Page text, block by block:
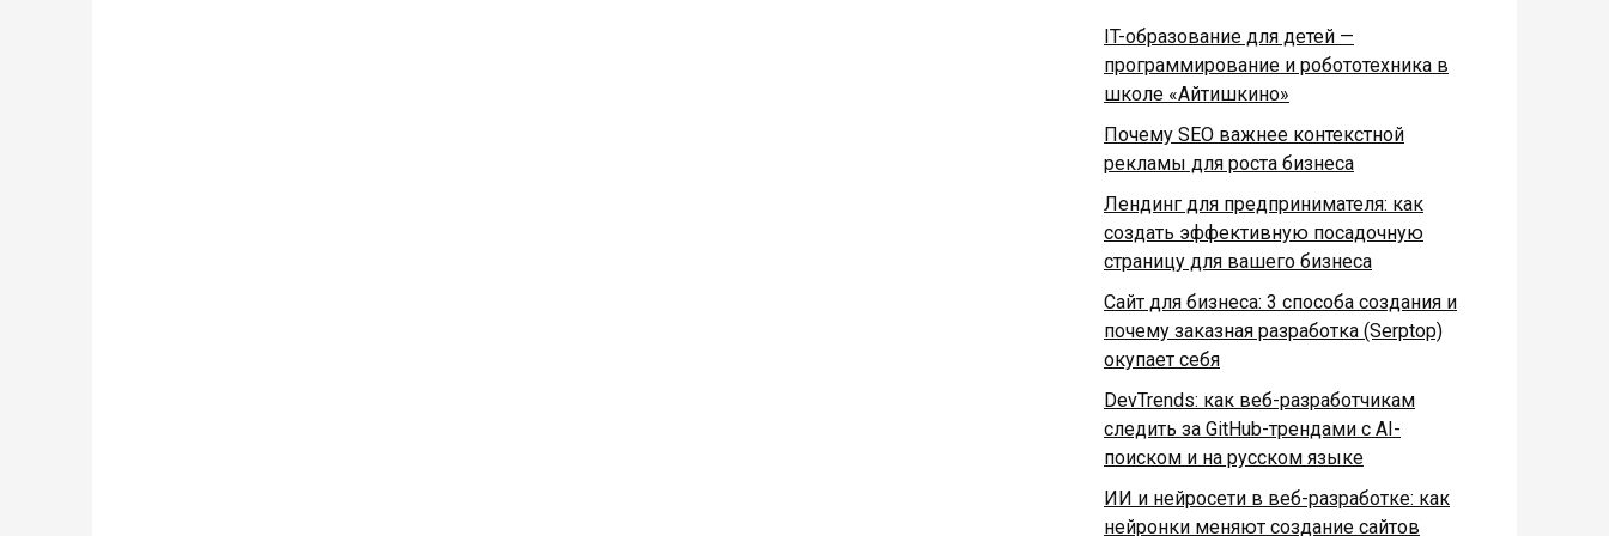
IT-образование для детей —
программирование и робототехника в
школе «Айтишкино»
Почему SEO важнее контекстной
рекламы для роста бизнеса
Лендинг для предпринимателя: как
создать эффективную посадочную
страницу для вашего бизнеса
Сайт для бизнеса: 3 способа создания и
почему заказная разработка (Serptop)
окупает себя
DevTrends: как веб-разработчикам
следить за GitHub-трендами с AI-
поиском и на русском языке
ИИ и нейросети в веб-разработке: как
нейронки меняют создание сайтов